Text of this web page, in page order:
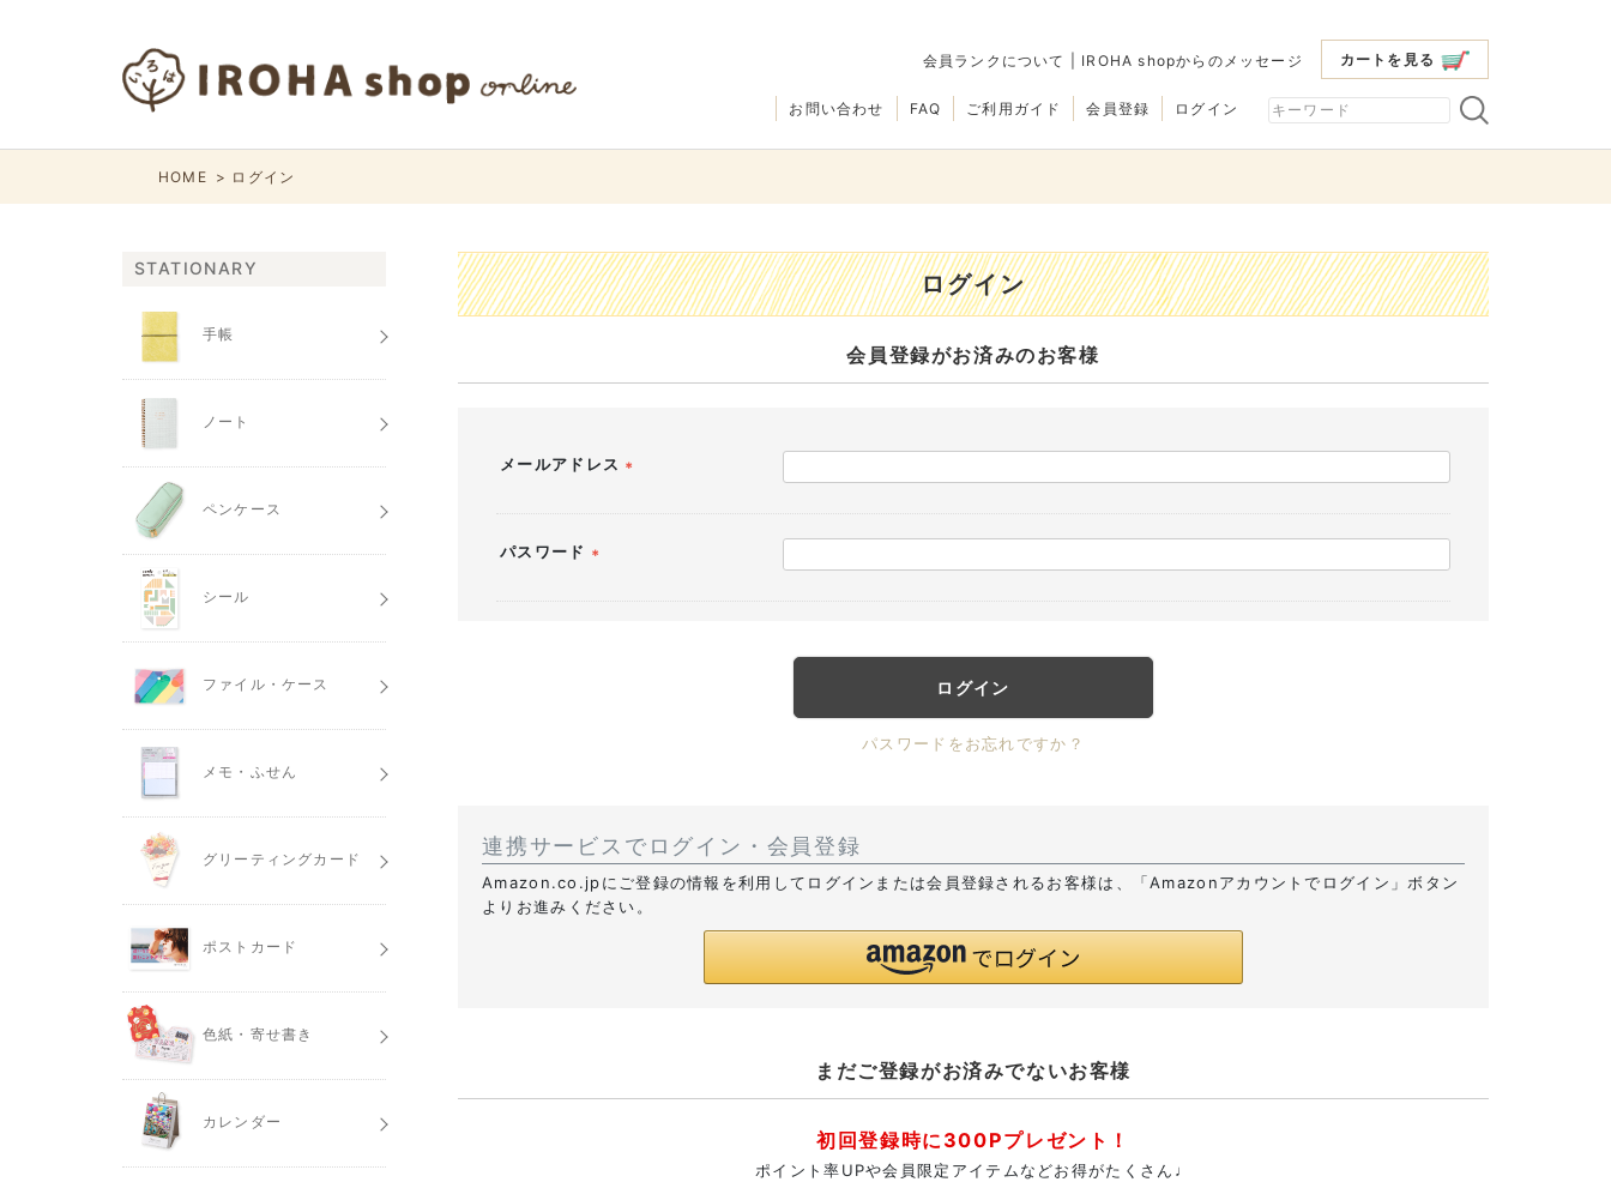
カートを見る
会員ランクについて IROHA shopからのメッセージ
会員登録 ログイン
ご利用ガイド
FAQ
お問い合わせ
HOME ログイン
ログイン
会員登録がお済みのお客様
メールアドレス
パスワード
ログイン
パスワードをお忘れですか？
連携サービスでログイン・会員登録
Amazon.co.jpにご登録の情報を利用してログインまたは会員登録されるお客様は、「Amazonアカウントでログイン」ボタン
よりお進みください。
まだご登録がお済みでないお客様
初回登録時に300Pプレゼント！
ポイント率UPや会員限定アイテムなどお得がたくさん♩
STATIONARY
手帳
ノート
ペンケース
シール
ファイル・ケース
メモ・ふせん
グリーティングカード
ポストカード
色紙・寄せ書き
カレンダー